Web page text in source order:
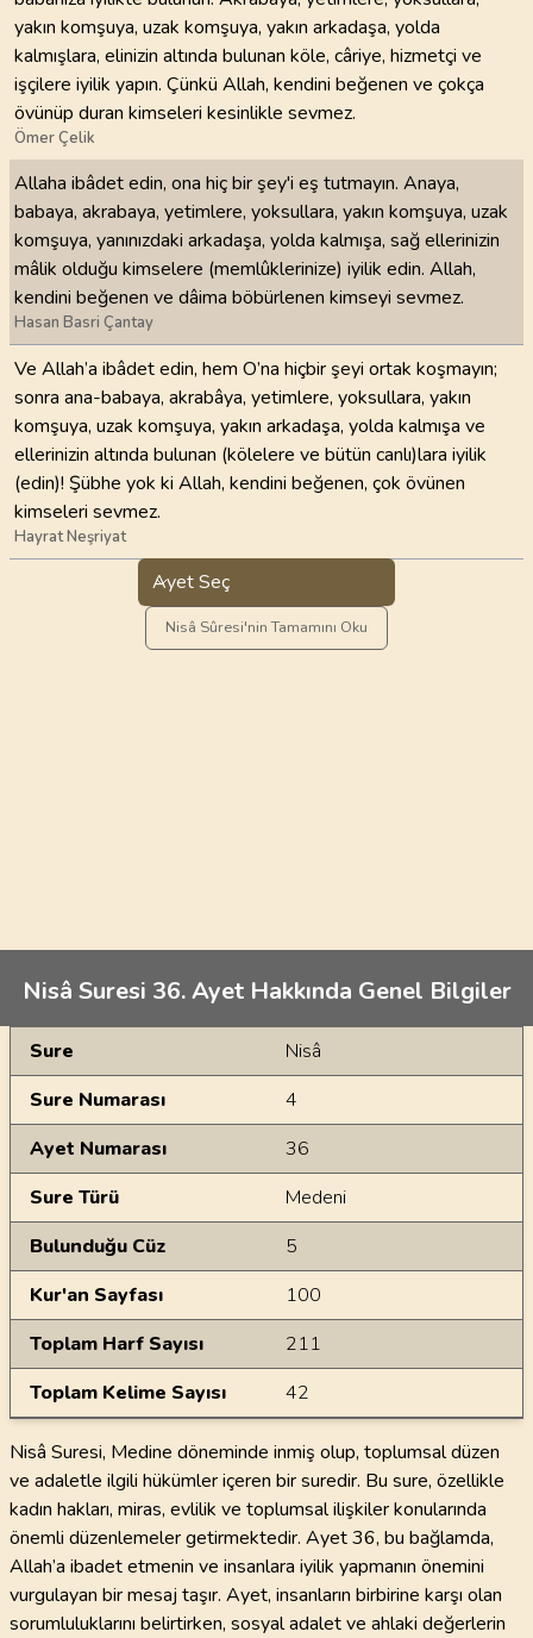
yakın komşuya, uzak komşuya, yakın arkadaşa, yolda
kalmışlara, elinizin altında bulunan köle, câriye, hizmetçi ve
işçilere iyilik yapın. Çünkü Allah, kendini beğenen ve çokça
övünüp duran kimseleri kesinlikle sevmez.
Ömer Çelik
Allaha ibâdet edin, ona hiç bir şey'i eş tutmayın. Anaya,
babaya, akrabaya, yetimlere, yoksullara, yakın komşuya, uzak
komşuya, yanınızdaki arkadaşa, yolda kalmışa, sağ ellerinizin
mâlik olduğu kimselere (memlûklerinize) iyilik edin. Allah,
kendini beğenen ve dâima böbürlenen kimseyi sevmez.
Hasan Basri Çantay
Ve Allah’a ibâdet edin, hem O’na hiçbir şeyi ortak koşmayın;
sonra ana-babaya, akrabâya, yetimlere, yoksullara, yakın
komşuya, uzak komşuya, yakın arkadaşa, yolda kalmışa ve
ellerinizin altında bulunan (kölelere ve bütün canlı)lara iyilik
(edin)! Şübhe yok ki Allah, kendini beğenen, çok övünen
kimseleri sevmez.
Hayrat Neşriyat
Ayet Seç
Nisâ Sûresi'nin Tamamını Oku
Nisâ Suresi 36. Ayet Hakkında Genel Bilgiler
Genel Bilgiler
Sure
Nisâ
Sure Numarası
4
Ayet Numarası
36
Sure Türü
Medeni
Bulunduğu Cüz
5
Kur'an Sayfası
100
Toplam Harf Sayısı
211
Toplam Kelime Sayısı
42
Nisâ Suresi, Medine döneminde inmiş olup, toplumsal düzen
ve adaletle ilgili hükümler içeren bir suredir. Bu sure, özellikle
kadın hakları, miras, evlilik ve toplumsal ilişkiler konularında
önemli düzenlemeler getirmektedir. Ayet 36, bu bağlamda,
Allah’a ibadet etmenin ve insanlara iyilik yapmanın önemini
vurgulayan bir mesaj taşır. Ayet, insanların birbirine karşı olan
sorumluluklarını belirtirken, sosyal adalet ve ahlaki değerlerin